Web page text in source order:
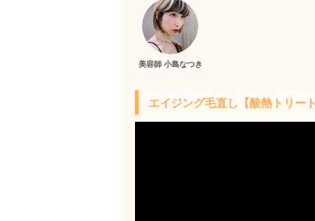
美容師 小島なつき
エイジング毛直し【酸熱トリート